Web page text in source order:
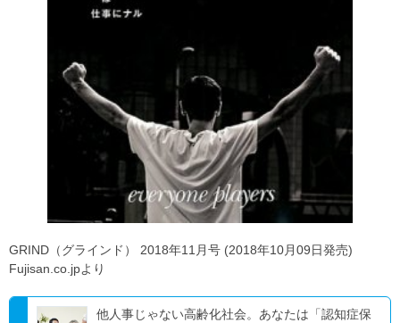
GRIND（グラインド） 2018年11月号 (2018年10月09日発売)
Fujisan.co.jpより
他人事じゃない高齢化社会。あなたは「認知症保